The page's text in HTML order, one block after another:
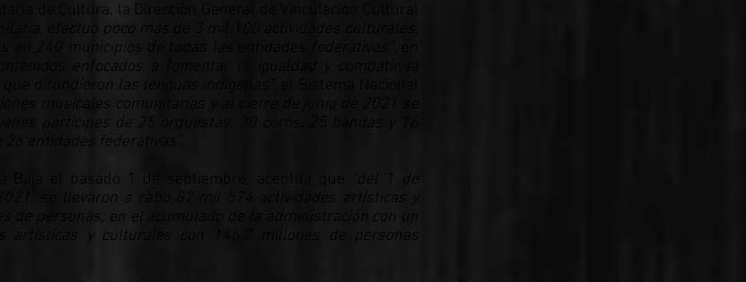
de Cultura, la Dirección General de Vinculación Cultural
efectuó poco más de 3 mil 100 actividades culturales,
en 240 municipios de todas las entidades federativas”
enfocados a fomentar la igualdad y combatir la
difundieron las lenguas indígenas”
musicales comunitarias y al cierre de junio de 2021 se
partícipes de 25 orquestas, 30 coros, 25 bandas y 16
entidades federativas”
Baja el pasado 1 de septiembre, acentúa que
se llevaron a cabo 87 mil 574 actividades artísticas y
de personas; en el acumulado de la administración con un
artísticas y culturales con 146.7 millones de personas